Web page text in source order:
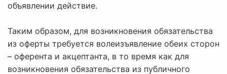
объявлении действие.
Таким образом, для возникновения обязательства
из оферты требуется волеизъявление обеих сторон
– оферента и акцептанта, в то время как для
возникновения обязательства из публичного